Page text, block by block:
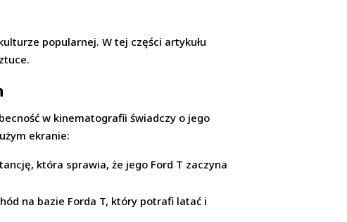
popularnej. W tej części artykułu
w kinematografii świadczy o jego
ekranie:
która sprawia, że jego Ford T zaczyna
na bazie Forda T, który potrafi latać i